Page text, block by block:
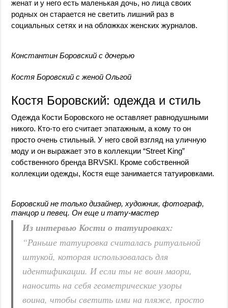
женат и у него есть маленькая дочь, но лица своих
родных он старается не светить лишний раз в
социальных сетях и на обложках женских журналов.
Константин Боровский с дочерью
Костя Боровский с женой Ольгой
Костя Боровский: одежда и стиль
Одежда Кости Боровского не оставляет равнодушными
никого. Кто-то его считает эпатажным, а кому то он
просто очень стильный. У него свой взгляд на уличную
моду и он выражает это в коллекции “Street King”
собственного бренда BRVSKI. Кроме собственной
коллекции одежды, Костя еще занимается татуировками.
Боровский не только дизайнер, художник, фотограф,
танцор и певец. Он еще и тату-мастер
Из интервью Кости о татуировках:
“Раньше татуировка считалась ритуальной
штукой, которая использовалась для
идентификации. И если ты не воин маори,
наносить на себя геометрические узоры
воина, чтобы светить ими на пляже, просто